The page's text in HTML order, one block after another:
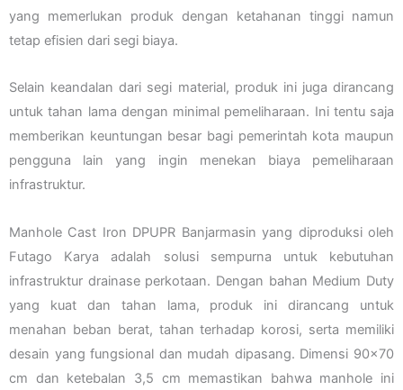
yang memerlukan produk dengan ketahanan tinggi namun
tetap efisien dari segi biaya.
Selain keandalan dari segi material, produk ini juga dirancang
untuk tahan lama dengan minimal pemeliharaan. Ini tentu saja
memberikan keuntungan besar bagi pemerintah kota maupun
pengguna lain yang ingin menekan biaya pemeliharaan
infrastruktur.
Manhole Cast Iron DPUPR Banjarmasin yang diproduksi oleh
Futago Karya adalah solusi sempurna untuk kebutuhan
infrastruktur drainase perkotaan. Dengan bahan Medium Duty
yang kuat dan tahan lama, produk ini dirancang untuk
menahan beban berat, tahan terhadap korosi, serta memiliki
desain yang fungsional dan mudah dipasang. Dimensi 90×70
cm dan ketebalan 3,5 cm memastikan bahwa manhole ini